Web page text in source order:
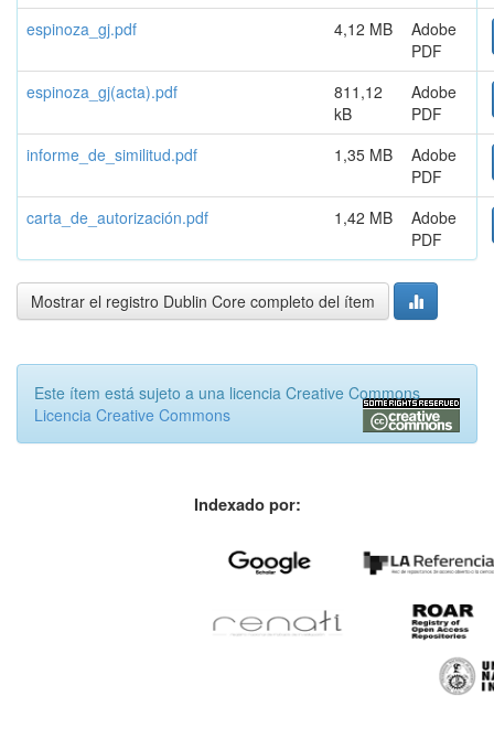
espinoza_gj.pdf
4,12 MB
Adobe
PDF
espinoza_gj(acta).pdf
811,12
kB
Adobe
PDF
informe_de_similitud.pdf
1,35 MB
Adobe
PDF
carta_de_autorización.pdf
1,42 MB
Adobe
PDF
Mostrar el registro Dublin Core completo del ítem
Este ítem está sujeto a una licencia Creative Commons
Licencia Creative Commons
Indexado por: